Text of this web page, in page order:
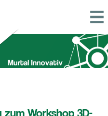
Workshop 3D-